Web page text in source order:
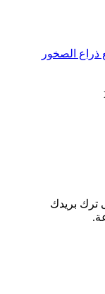
ترك بريدك